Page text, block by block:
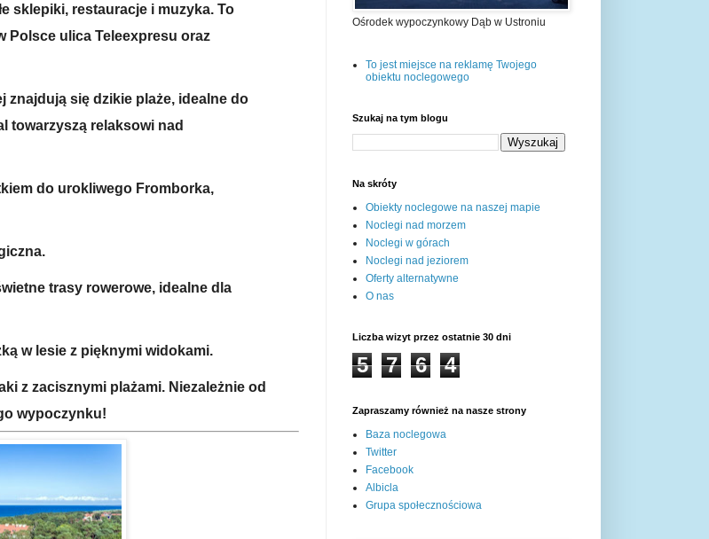
sklepiki, restauracje i muzyka. To
Polsce ulica Teleexpresu oraz
znajdują się dzikie plaże, idealne do
towarzyszą relaksowi nad
do urokliwego Fromborka,
trasy rowerowe, idealne dla
w lesie z pięknymi widokami.
z zacisznymi plażami. Niezależnie od
wypoczynku!
Ośrodek wypoczynkowy Dąb w Ustroniu
To jest miejsce na reklamę Twojego
obiektu noclegowego
Szukaj na tym blogu
Na skróty
Obiekty noclegowe na naszej mapie
Noclegi nad morzem
Noclegi w górach
Noclegi nad jeziorem
Oferty alternatywne
O nas
Liczba wizyt przez ostatnie 30 dni
5 7 6 4
Zapraszamy również na nasze strony
Baza noclegowa
Twitter
Facebook
Albicla
Grupa społecznościowa